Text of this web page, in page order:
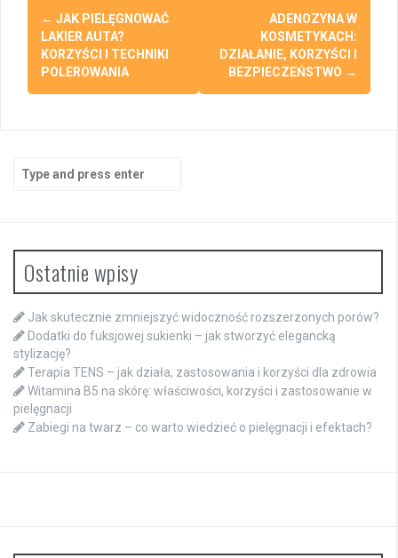
Post
navigation
← JAK PIELĘGNOWAĆ
LAKIER AUTA?
KORZYŚCI I TECHNIKI
POLEROWANIA
ADENOZYNA W
KOSMETYKACH:
DZIAŁANIE, KORZYŚCI I
BEZPIECZEŃSTWO →
for:
Ostatnie wpisy
Jak skutecznie zmniejszyć widoczność rozszerzonych porów?
Dodatki do fuksjowej sukienki – jak stworzyć elegancką
stylizację?
Terapia TENS – jak działa, zastosowania i korzyści dla zdrowia
Witamina B5 na skórę: właściwości, korzyści i zastosowanie w
pielęgnacji
Zabiegi na twarz – co warto wiedzieć o pielęgnacji i efektach?